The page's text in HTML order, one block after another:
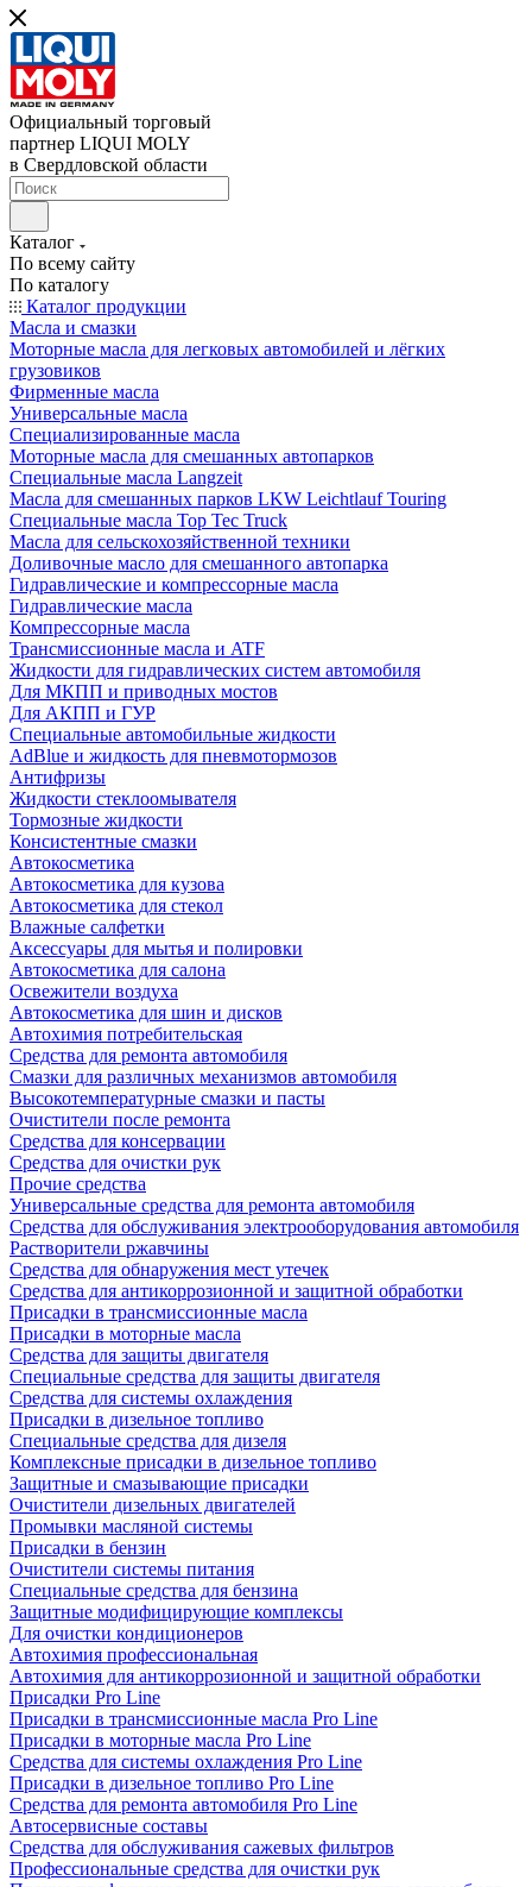
Официальный торговый
партнер LIQUI MOLY
в Свердловской области
Каталог
По всему сайту
По каталогу
Каталог продукции
Масла и смазки
Моторные масла для легковых автомобилей и лёгких
грузовиков
Фирменные масла
Универсальные масла
Специализированные масла
Моторные масла для смешанных автопарков
Специальные масла Langzeit
Масла для смешанных парков LKW Leichtlauf Touring
Специальные масла Top Tec Truck
Масла для сельскохозяйственной техники
Доливочные масло для смешанного автопарка
Гидравлические и компрессорные масла
Гидравлические масла
Компрессорные масла
Трансмиссионные масла и ATF
Жидкости для гидравлических систем автомобиля
Для МКПП и приводных мостов
Для АКПП и ГУР
Специальные автомобильные жидкости
AdBlue и жидкость для пневмотормозов
Антифризы
Жидкости стеклоомывателя
Тормозные жидкости
Консистентные смазки
Автокосметика
Автокосметика для кузова
Автокосметика для стекол
Влажные салфетки
Аксессуары для мытья и полировки
Автокосметика для салона
Освежители воздуха
Автокосметика для шин и дисков
Автохимия потребительская
Средства для ремонта автомобиля
Смазки для различных механизмов автомобиля
Высокотемпературные смазки и пасты
Очистители после ремонта
Средства для консервации
Средства для очистки рук
Прочие средства
Универсальные средства для ремонта автомобиля
Средства для обслуживания электрооборудования автомобиля
Растворители ржавчины
Средства для обнаружения мест утечек
Средства для антикоррозионной и защитной обработки
Присадки в трансмиссионные масла
Присадки в моторные масла
Средства для защиты двигателя
Специальныe средства для защиты двигателя
Средства для системы охлаждения
Присадки в дизельное топливо
Спeциальные средства для дизеля
Комплексные присадки в дизельное топливо
Защитные и смазывающие присадки
Очистители дизельных двигателей
Промывки масляной системы
Присадки в бензин
Очистители системы питания
Специальные срeдства для бензина
Защитные модифицирующие комплексы
Для очистки кондиционеров
Автохимия профессиональная
Автохимия для антикоррозионной и защитной обработки
Присадки Pro Line
Присадки в трансмиссионные масла Pro Line
Присадки в моторные масла Pro Line
Средства для системы охлаждения Pro Line
Присадки в дизельное топливо Pro Line
Средства для ремонта автомобиля Pro Line
Автосервисные составы
Средства для обслуживания сажевых фильтров
Профессиональные средства для очистки рук